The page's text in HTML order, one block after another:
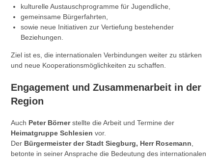
kulturelle Austauschprogramme für Jugendliche,
gemeinsame Bürgerfahrten,
sowie neue Initiativen zur Vertiefung bestehender
Beziehungen.
Ziel ist es, die internationalen Verbindungen weiter zu stärken
und neue Kooperationsmöglichkeiten zu schaffen.
Engagement und Zusammenarbeit in der
Region
Auch Peter Börnerstellte die Arbeit und Termine der
Heimatgruppe Schlesien vor.
Der Bürgermeister der Stadt Siegburg, Herr Rosemann
betonte in seiner Ansprache die Bedeutung des internationalen